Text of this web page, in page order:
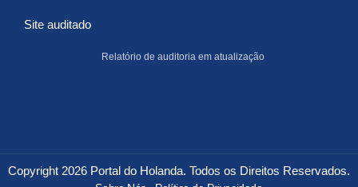
Site auditado
Relatório de auditoria em atualização
Copyright 2026 Portal do Holanda. Todos os Direitos Reservados.